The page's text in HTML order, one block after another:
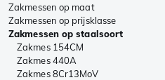
Zakmessen op maat
Zakmessen op prijsklasse
Zakmessen op staalsoort
Zakmes 154CM
Zakmes 440A
Zakmes 8Cr13MoV